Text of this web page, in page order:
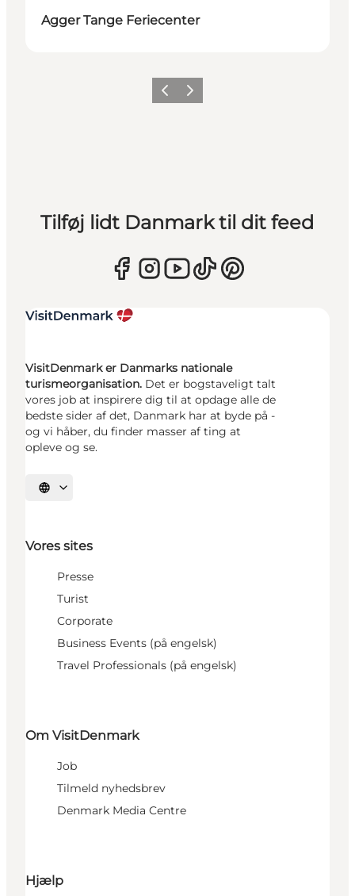
Agger Tange Feriecenter
ForrigeNæste
Tilføj lidt Danmark til dit feed
VisitDenmark er Danmarks nationale
turismeorganisation. Det er bogstaveligt talt
vores job at inspirere dig til at opdage alle de
bedste sider af det, Danmark har at byde på -
og vi håber, du finder masser af ting at
opleve og se.
Vælg sprog
Vores sites
Presse
Turist
Corporate
Business Events (på engelsk)
Travel Professionals (på engelsk)
Om VisitDenmark
Job
Tilmeld nyhedsbrev
Denmark Media Centre
Hjælp